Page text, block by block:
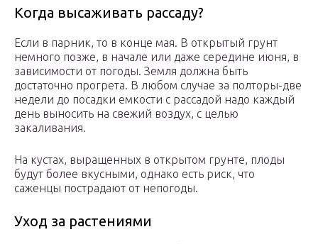
Когда высаживать рассаду?
Если в парник, то в конце мая. В открытый грунт
немного позже, в начале или даже середине июня, в
зависимости от погоды. Земля должна быть
достаточно прогрета. В любом случае за полторы-две
недели до посадки емкости с рассадой надо каждый
день выносить на свежий воздух, с целью
закаливания.
На кустах, выращенных в открытом грунте, плоды
будут более вкусными, однако есть риск, что
саженцы пострадают от непогоды.
Уход за растениями